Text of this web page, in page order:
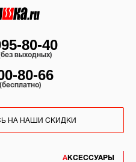
АКСЕССУАРЫ
80-40
выходных)
80-66
НА НАШИ СКИДКИ